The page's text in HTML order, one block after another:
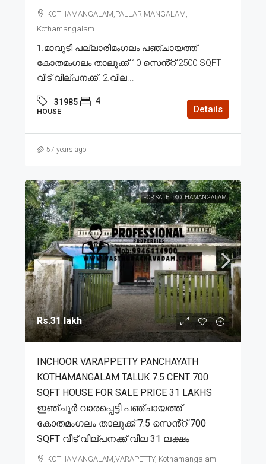
KOTHAMANGALAM,PALLARIMANGALAM,
Kothamangalam
1.മാവുടി പല്ലാരിമംഗലം പഞ്ചായത്ത്
കോതമംഗലം താലൂക്ക് 10 സെൻ്റ് 2500 SQFT
വീട് വില്പനക്ക്. 2.വില...
31985 4
HOUSE Details
57 years ago
FOR SALE KOTHAMANGALAM
Rs.31 lakh
INCHOOR VARAPPETTY PANCHAYATH
KOTHAMANGALAM TALUK 7.5 CENT 700
SQFT HOUSE FOR SALE PRICE 31 LAKHS
ഇഞ്ചൂർ വാരപ്പെട്ടി പഞ്ചായത്ത്
കോതമംഗലം താലൂക്ക് 7.5 സെൻ്റ് 700
SQFT വീട് വില്പനക്ക് വില 31 ലക്ഷം
KOTHAMANGALAM,VARAPETTY, Kothamangalam